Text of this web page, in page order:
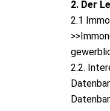
2. Der
2.1
2.2.